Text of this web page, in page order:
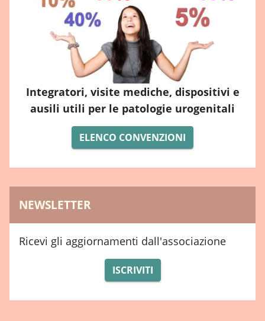
Integratori, visite mediche, dispositivi e
ausili utili per le patologie urogenitali
ELENCO CONVENZIONI
NEWSLETTER
Ricevi gli aggiornamenti dall'associazione
ISCRIVITI